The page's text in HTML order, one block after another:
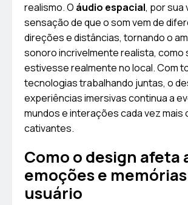
realismo. O áudio espacial, por sua
sensação de que o som vem de
direções e distâncias, tornando o
sonoro incrivelmente realista, como
estivesse realmente no local. Com
tecnologias trabalhando juntas, o
experiências imersivas continua a
mundos e interações cada vez mais
cativantes.
Como o design afeta
emoções e
usuário